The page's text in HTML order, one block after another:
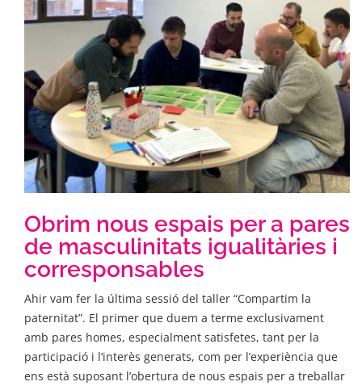
Obrim nous espais per a pares
de masculinitats igualitàries i
corresponsables
Ahir vam fer la última sessió del taller “Compartim la
paternitat”. El primer que duem a terme exclusivament
amb pares homes, especialment satisfetes, tant per la
participació i l’interès generats, com per l’experiència que
ens està suposant l’obertura de nous espais per a treballar